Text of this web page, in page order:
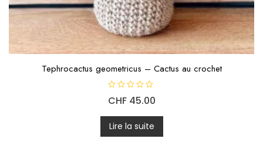
Tephrocactus geometricus – Cactus au crochet
o
e
0
s
u
CHF45.00
Lire la suite